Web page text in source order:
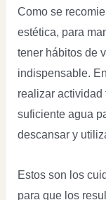
Como se
estética, para
tener hábitos de
indispensable.
realizar
suficiente agua
descansar y
Estos son los
para que los